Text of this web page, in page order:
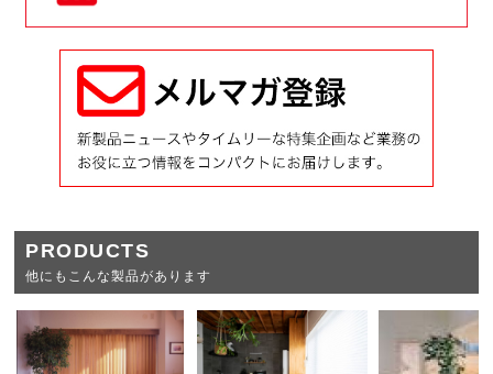
PRODUCTS
他にもこんな製品があります